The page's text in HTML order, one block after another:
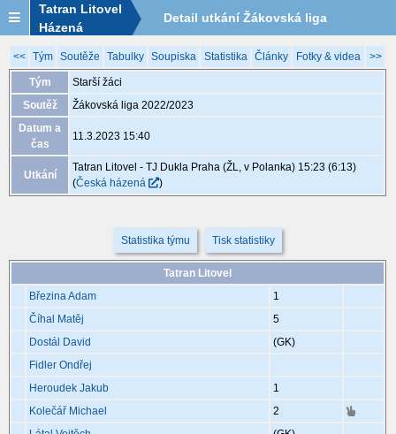
Tatran Litovel
Házená
Detail utkání Žákovská liga
2022/2023, XGB169, 11.3. 15:40
<< Tým Soutěže Tabulky Soupiska Statistika Články Fotky & videa >>
Tým
Starší žáci
Soutěž
Žákovská liga 2022/2023
Datum a
čas
11.3.2023 15:40
Utkání
Tatran Litovel - TJ Dukla Praha (ŽL, v Polanka) 15:23 (6:13)
(Česká házená )
Statistika týmu Tisk statistiky
Tatran Litovel
Březina Adam
1
Číhal Matěj
5
Dostál David
(GK)
Fidler Ondřej
Heroudek Jakub
1
Kolečář Michael
2